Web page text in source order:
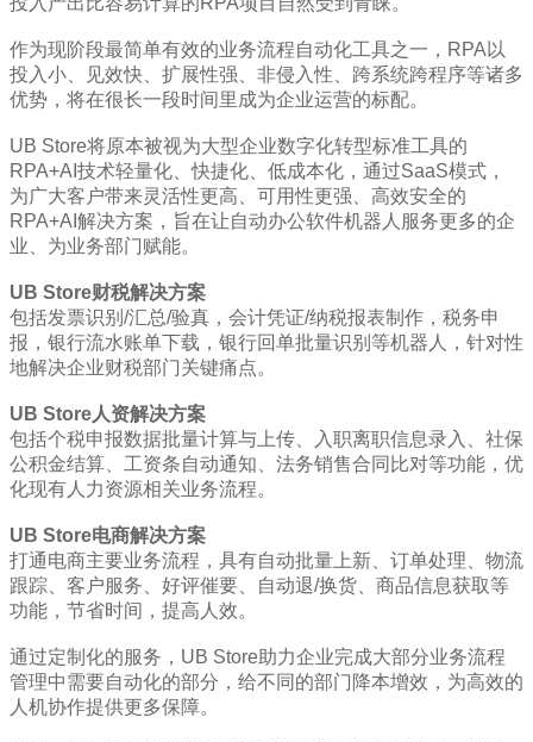
作为现阶段最简单有效的业务流程自动化工具之一，RPA以
投入小、见效快、扩展性强、非侵入性、跨系统跨程序等诸多
优势，将在很长一段时间里成为企业运营的标配。
UB Store将原本被视为大型企业数字化转型标准工具的
RPA+AI技术轻量化、快捷化、低成本化，通过SaaS模式，
为广大客户带来灵活性更高、可用性更强、高效安全的
RPA+AI解决方案，旨在让自动办公软件机器人服务更多的企
业、为业务部门赋能。
UB Store财税解决方案
包括发票识别/汇总/验真，会计凭证/纳税报表制作，税务申
报，银行流水账单下载，银行回单批量识别等机器人，针对性
地解决企业财税部门关键痛点。
UB Store人资解决方案
包括个税申报数据批量计算与上传、入职离职信息录入、社保
公积金结算、工资条自动通知、法务销售合同比对等功能，优
化现有人力资源相关业务流程。
UB Store电商解决方案
打通电商主要业务流程，具有自动批量上新、订单处理、物流
跟踪、客户服务、好评催要、自动退/换货、商品信息获取等
功能，节省时间，提高人效。
通过定制化的服务，UB Store助力企业完成大部分业务流程
管理中需要自动化的部分，给不同的部门降本增效，为高效的
人机协作提供更多保障。